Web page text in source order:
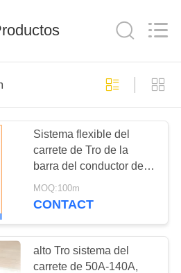
Sistema flexible del
carrete de Tro de la
barra del conductor de 4
fases alto para la grúa
de arriba
MOQ:100m
CONTACT
alto Tro sistema del
carrete de 50A-140A,